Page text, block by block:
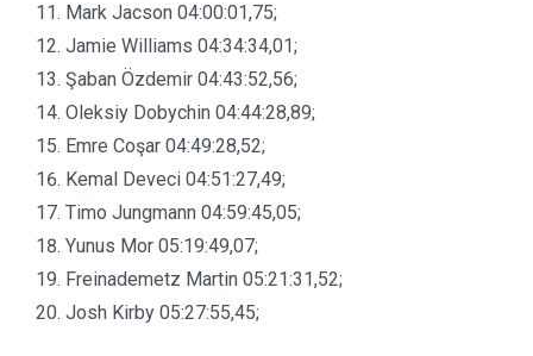
Mark Jacson 04:00:01,75;
Jamie Williams 04:34:34,01;
Şaban Özdemir 04:43:52,56;
Oleksiy Dobychin 04:44:28,89;
Emre Coşar 04:49:28,52;
Kemal Deveci 04:51:27,49;
Timo Jungmann 04:59:45,05;
Yunus Mor 05:19:49,07;
Freinademetz Martin 05:21:31,52;
Josh Kirby 05:27:55,45;